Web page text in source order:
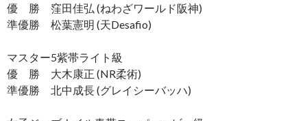
優 勝 窪田佳弘 (ねわざワールド阪神)
準優勝 松葉憲明 (天Desafio)
マスター5紫帯ライト級
優 勝 大木康正 (NR柔術)
準優勝 北中成長 (グレイシーバッハ)